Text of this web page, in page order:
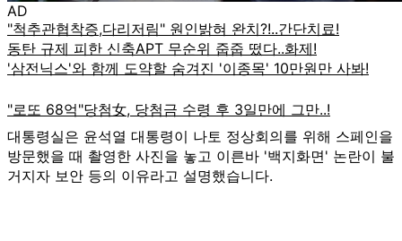
AD
대통령실은 윤석열 대통령이 나토 정상회의를 위해 스페인을
방문했을 때 촬영한 사진을 놓고 이른바 '백지화면' 논란이 불
거지자 보안 등의 이유라고 설명했습니다.